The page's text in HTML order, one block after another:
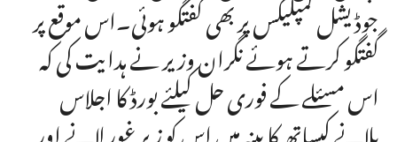
جوڈیشل کمپلیکس پر بھی گفتگو ہوئی۔اس موقع پر
گفتگو کرتے ہوئے نگران وزیر نے ہدایت کی کہ
اس مسئلے کے فوری حل کیلئے بورڈ کا اجلاس
بلانے کیساتھ کابینہ میں اس کو زیر غور لانے اور